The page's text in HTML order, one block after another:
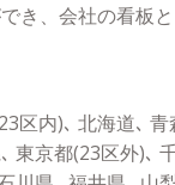
き、会社の看板
向き合って参り
、将来の相続対
り添い、中立的立
ピニオンとして
区内)､ 北海道､
東京都(23区外)､